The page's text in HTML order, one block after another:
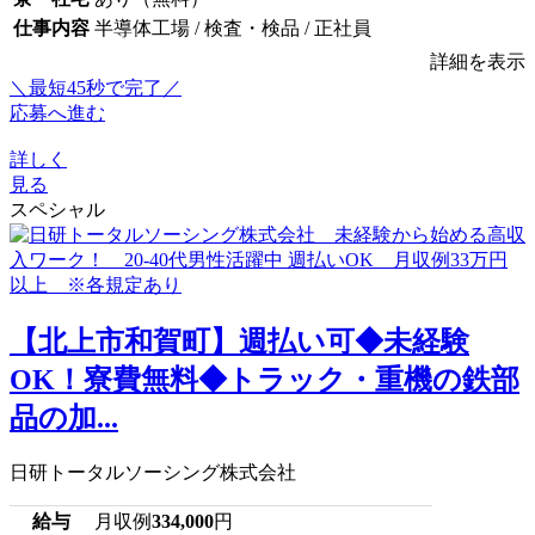
仕事内容 半導体工場 / 検査・検品 / 正社員
詳細を表示
＼最短45秒で完了／
応募へ進む
詳しく
見る
スペシャル
【北上市和賀町】週払い可◆未経験
OK！寮費無料◆トラック・重機の鉄部
品の加...
日研トータルソーシング株式会社
給与 月収例334,000円